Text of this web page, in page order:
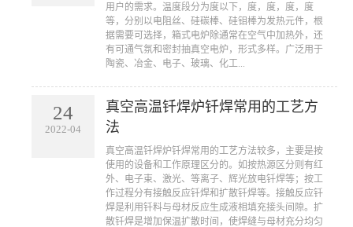
用户的需求。温度段分为度以下，度，度，度，度
等，分别以电阻丝、硅碳棒、硅钼棒为发热元件，根
据需要可选择，箱式电炉除通常在空气中加热外，还
有可通气氛和密封抽真空电炉，形式多样。广泛用于
陶瓷、冶金、电子、玻璃、化工...
24
2022-04
真空高温钎焊炉钎焊常用的工艺方
法
​真空高温钎焊炉钎焊常用的工艺方法较多，主要是按
使用的设备和工作原理区分的。如按热源区分则有红
外、电子束、激光、等离子、辉光放电钎焊等；按工
作过程分有接触反应钎焊和扩散钎焊等。接触反应钎
焊是利用钎料与母材反应生成液相填充接头间隙。扩
散钎焊是增加保温扩散时间，使焊缝与母材充分均匀